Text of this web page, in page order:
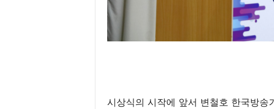
시상식의 시작에 앞서 변철호 한국방